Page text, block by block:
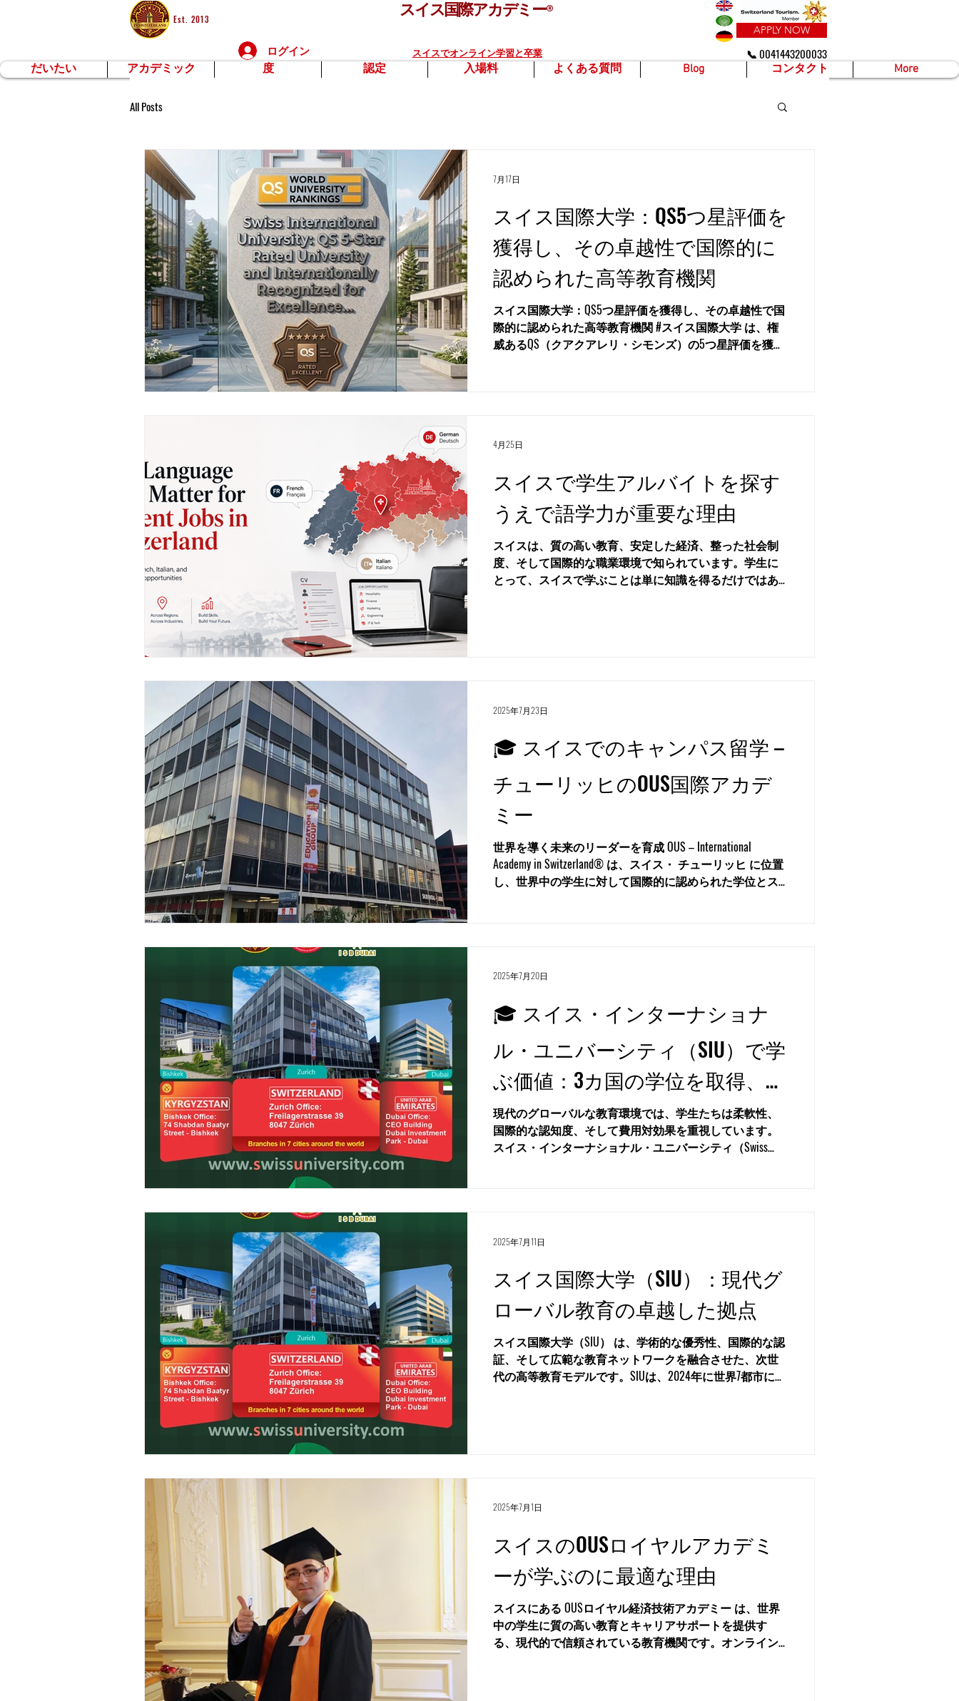
Est. 2013 スイス国際アカデミー®
ログイン スイスでオンライン学習と卒業
APPLY NOW
📞 0041443200033
だいたい アカデミック 度 認定 入場料 よくある質問 Blog コンタクト More
All Posts
スイス国際大学：QS5つ星評価を
獲得し、その卓越性で国際的に
認められた高等教育機関
スイス国際大学：QS5つ星評価を獲得し、その卓越性で国
際的に認められた高等教育機関 #スイス国際大学 は、権
威あるQS（クアクアレリ・シモンズ）の5つ星評価を獲得
つ客観的な視点を提供します。この最高評価を受けたこ
関の揺るぎないコミットメントと、スイスの教育水準の
高さを見事に証明するものです。 QS Stars（QSスターズ）
評価システムは、教育の質、卒業生の雇用可能性（エン
といった明確なカテゴリーに基づいて大学を査定しま
す。これらの重要な分野で最高点を獲得したことは、 #ス
イス国際大学 が学生にとって非常に効果的で、豊かな成
7月17日
スイスで学生アルバイトを探す
うえで語学力が重要な理由
スイスは、質の高い教育、安定した経済、整った社会制
度、そして国際的な職業環境で知られています。学生に
とって、スイスで学ぶことは単に知識を得るだけではあ
社会である スイスには、ドイツ語、フランス語、イタリ
に、英語も国際企業、観光、ホテル、教育、金融、テク
チューリッヒをはじめとするドイツ語圏の地域では、ド
事務補助、物流、カスタマーサービスなど、多くの学生
力が求められることがあります。完璧な流暢さが必要で
な
4月25日
🎓 スイスでのキャンパス留学 –
チューリッヒのOUS国際アカデ
ミー
世界を導く未来のリーダーを育成 OUS – International
Academy in Switzerland® は、スイス・ チューリッヒ に位置
し、世界中の学生に対して国際的に認められた学位とス
2025年7月23日
🎓 スイス・インターナショナ
ル・ユニバーシティ（SIU）で学
ぶ価値：3カ国の学位を取得、年
間授業料はわずか €9,900
現代のグローバルな教育環境では、学生たちは柔軟性、
国際的な認知度、そして費用対効果を重視しています。
スイス・インターナショナル・ユニバーシティ（Swiss
2025年7月20日
スイス国際大学（SIU）：現代グ
ローバル教育の卓越した拠点
スイス国際大学（SIU） は、学術的な優秀性、国際的な認
証、そして広範な教育ネットワークを融合させた、次世
代の高等教育モデルです。SIUは、2024年に世界7都市に所
2025年7月11日
スイスのOUSロイヤルアカデミ
ーが学ぶのに最適な理由
スイスにある OUSロイヤル経済技術アカデミー は、世界
中の学生に質の高い教育とキャリアサポートを提供す
る、現代的で信頼されている教育機関です。オンライン
2025年7月1日